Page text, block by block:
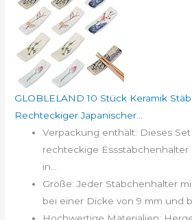
GLOBLELAND 10 Stück Keramik
Rechteckiger Japanischer...
Verpackung enthält: Dieses
rechteckige Essstäbchenhalter
in...
Größe: Jeder Stäbchenhalter
bei einer Dicke von 9 mm und
Hochwertige Materialien: